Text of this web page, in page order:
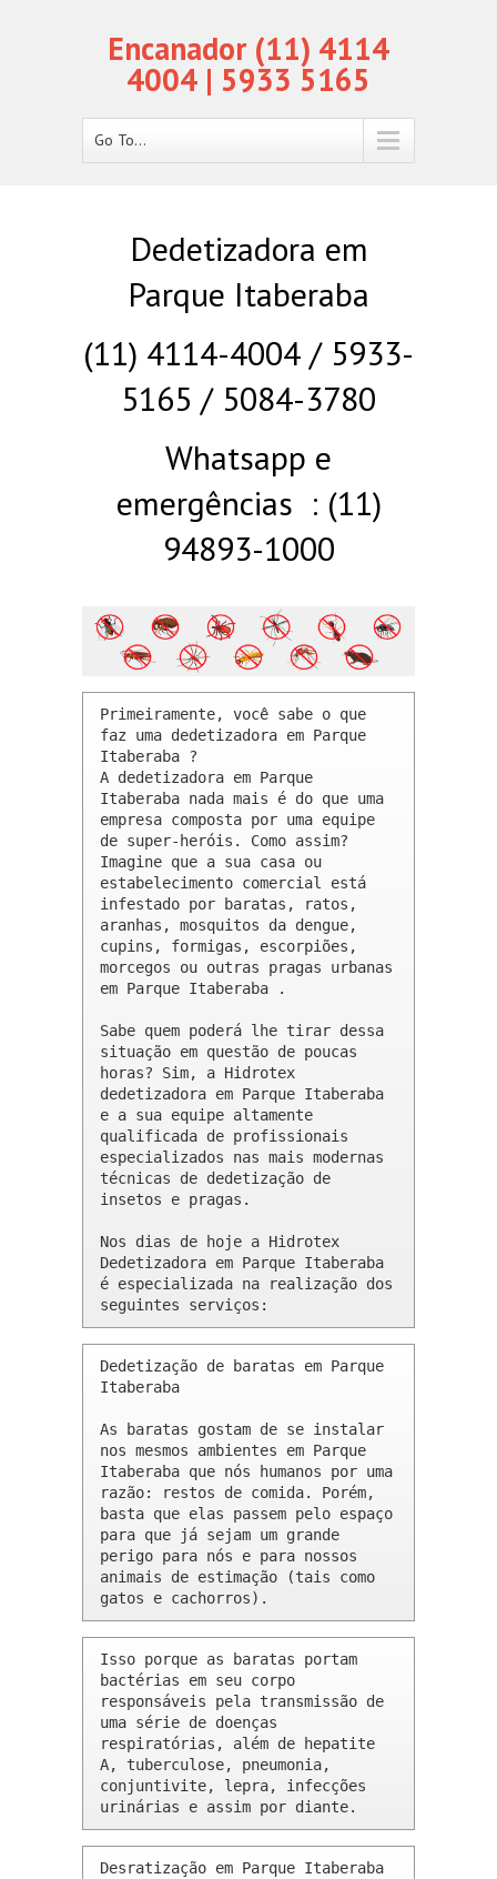
Encanador (11) 4114
4004 | 5933 5165
Go To...
Dedetizadora em
Parque Itaberaba
(11) 4114-4004 / 5933-
5165 / 5084-3780
Whatsapp e
emergências : (11)
94893-1000
Primeiramente, você sabe o que
faz uma dedetizadora em Parque
Itaberaba ?
A dedetizadora em Parque
Itaberaba nada mais é do que uma
empresa composta por uma equipe
de super-heróis. Como assim?
Imagine que a sua casa ou
estabelecimento comercial está
infestado por baratas, ratos,
aranhas, mosquitos da dengue,
cupins, formigas, escorpiões,
morcegos ou outras pragas urbanas
em Parque Itaberaba .
Sabe quem poderá lhe tirar dessa
situação em questão de poucas
horas? Sim, a Hidrotex
dedetizadora em Parque Itaberaba
e a sua equipe altamente
qualificada de profissionais
especializados nas mais modernas
técnicas de dedetização de
insetos e pragas.
Nos dias de hoje a Hidrotex
Dedetizadora em Parque Itaberaba
é especializada na realização dos
seguintes serviços:
Dedetização de baratas em Parque
Itaberaba
As baratas gostam de se instalar
nos mesmos ambientes em Parque
Itaberaba que nós humanos por uma
razão: restos de comida. Porém,
basta que elas passem pelo espaço
para que já sejam um grande
perigo para nós e para nossos
animais de estimação (tais como
gatos e cachorros).
Isso porque as baratas portam
bactérias em seu corpo
responsáveis pela transmissão de
uma série de doenças
respiratórias, além de hepatite
A, tuberculose, pneumonia,
conjuntivite, lepra, infecções
urinárias e assim por diante.
Desratização em Parque Itaberaba